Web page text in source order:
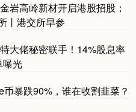
+43.13 +0.93%
岩高岭新材开启港股招股；
丨港交所早参
大佬秘密联手！14%股息率
曝光
暴跌90%，谁在收割韭菜？